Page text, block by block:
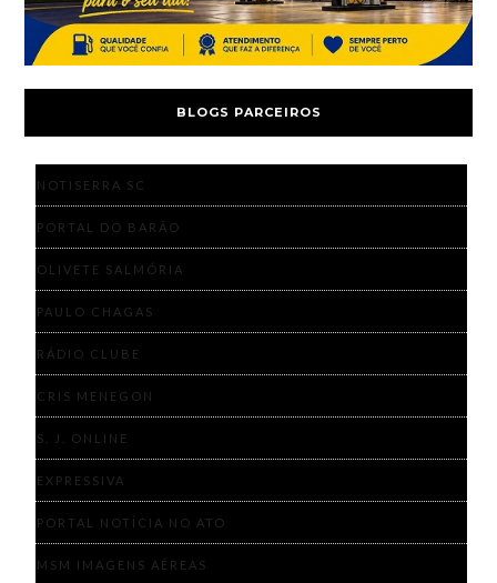
BLOGS PARCEIROS
NOTISERRA SC
PORTAL DO BARÃO
OLIVETE SALMÓRIA
PAULO CHAGAS
RÁDIO CLUBE
CRIS MENEGON
S. J. ONLINE
EXPRESSIVA
PORTAL NOTÍCIA NO ATO
MSM IMAGENS AÉREAS